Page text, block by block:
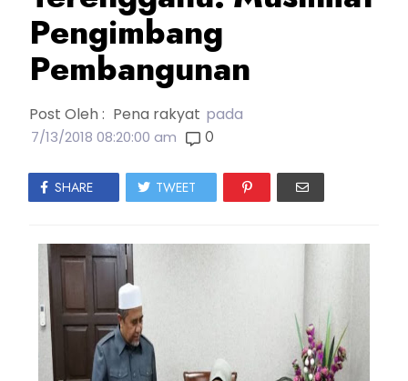
Pengimbang
Pembangunan
Post Oleh : Pena rakyat pada
7/13/2018 08:20:00 am 0
SHARE TWEET